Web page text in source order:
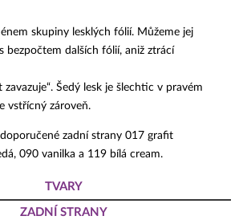
skupiny lesklých fólií. Můžeme jej
bezpočtem dalších fólií, aniž ztrácí
zavazuje“. Šedý lesk je šlechtic v pravém
vstřícný zároveň.
zadní strany 017 grafit
090 vanilka a 119 bílá cream.
TVARY
ZADNÍ STRANY